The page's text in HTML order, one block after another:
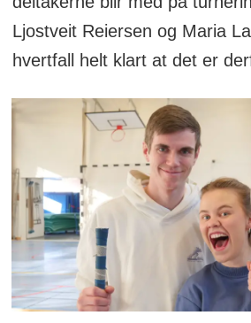
Ljostveit Reiersen og Maria
hvertfall helt klart at det er